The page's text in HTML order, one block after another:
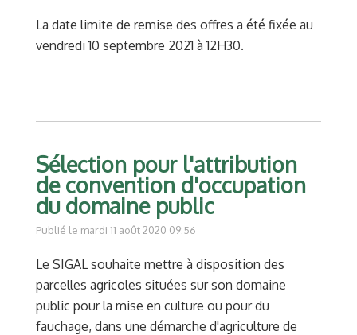
La date limite de remise des offres a été fixée au
vendredi 10 septembre 2021 à 12H30.
Sélection pour l'attribution
de convention d'occupation
du domaine public
Publié le mardi 11 août 2020 09:56
Le SIGAL souhaite mettre à disposition des
parcelles agricoles situées sur son domaine
public pour la mise en culture ou pour du
fauchage, dans une démarche d'agriculture de